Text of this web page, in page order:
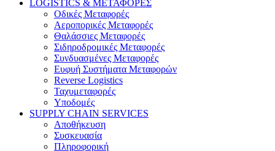
LOGISTICS & ΜΕΤΑΦΟΡΕΣ
Οδικές Μεταφορές
Αεροπορικές Μεταφορές
Θαλάσσιες Μεταφορές
Σιδηροδρομικές Μεταφορές
Συνδυασμένες Μεταφορές
Ευφυή Συστήματα Μεταφορών
Reverse Logistics
Ταχυμεταφορές
Υποδομές
SUPPLY CHAIN SERVICES
Αποθήκευση
Συσκευασία
Πληροφορική